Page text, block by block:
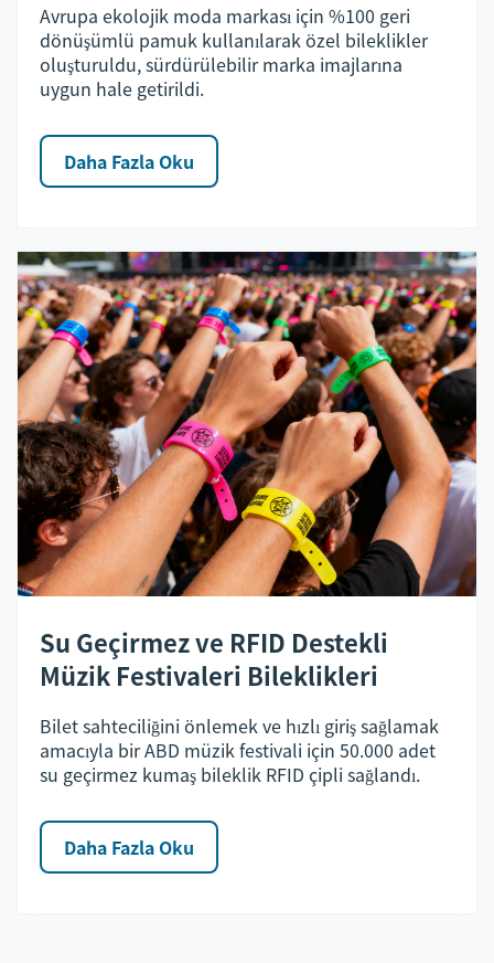
Avrupa ekolojik moda markası için %100 geri
dönüşümlü pamuk kullanılarak özel bileklikler
oluşturuldu, sürdürülebilir marka imajlarına
uygun hale getirildi.
Daha Fazla Oku
Su Geçirmez ve RFID Destekli
Müzik Festivaleri Bileklikleri
Bilet sahteciliğini önlemek ve hızlı giriş sağlamak
amacıyla bir ABD müzik festivali için 50.000 adet
su geçirmez kumaş bileklik RFID çipli sağlandı.
Daha Fazla Oku